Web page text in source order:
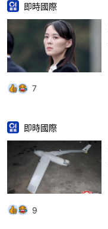
即時國際
7
即時國際
9